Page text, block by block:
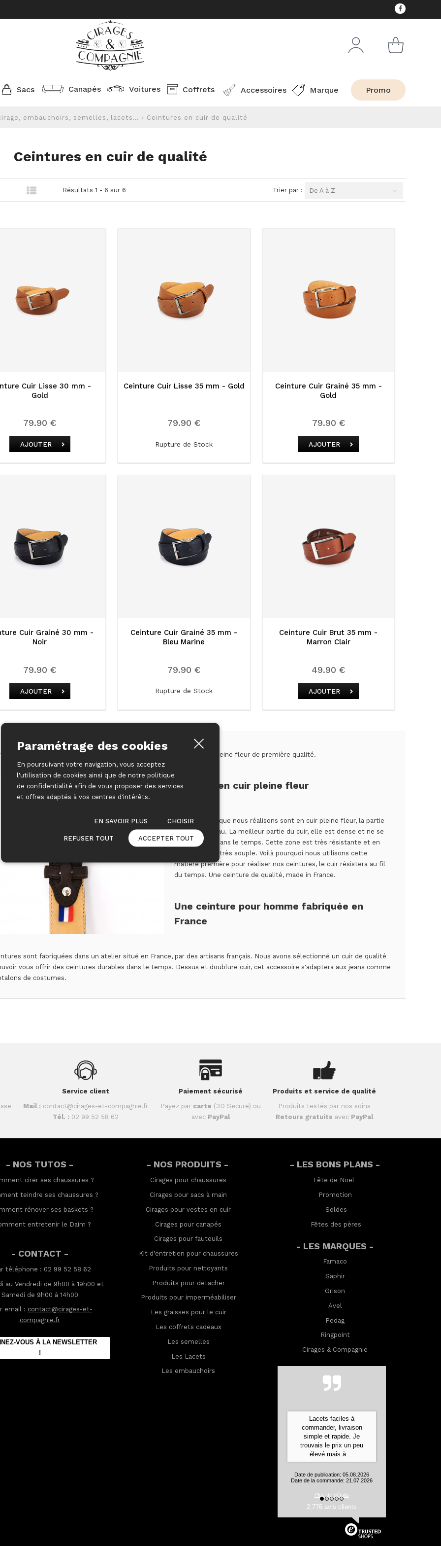
Sacs Canapés Voitures Coffrets Accessoires Marque Promo
embauchoirs, semelles, lacets… › Ceintures en cuir de qualité
Ceintures en cuir de qualité
Résultats 1 - 6 sur 6 Trier par : De A à Z
Cuir Lisse 30 mm -
Gold
79.90 €
AJOUTER
Ceinture Cuir Lisse 35 mm - Gold
79.90 €
Rupture de Stock
Ceinture Cuir Grainé 35 mm -
Gold
79.90 €
AJOUTER
Cuir Grainé 30 mm -
Noir
79.90 €
AJOUTER
Ceinture Cuir Grainé 35 mm -
Bleu Marine
79.90 €
Rupture de Stock
Ceinture Cuir Brut 35 mm -
Marron Clair
49.90 €
AJOUTER
en cuir réalisées en France dans un atelier artisanal, avec du cuir pleine fleur de première qualité.
Ceinture en cuir pleine fleur
Les ceintures que nous réalisons sont en cuir pleine fleur, la partie
haute d'un peau. La meilleur partie du cuir, elle est dense et ne se
déforme pas dans le temps. Cette zone est très résistante et en
même temps très souple. Voilà pourquoi nous utilisons cette
matière première pour réaliser nos ceintures, le cuir résistera au fil
du temps. Une ceinture de qualité, made in France.
Une ceinture pour homme fabriquée en
France
sont fabriquées dans un atelier situé en France, par des artisans français. Nous avons sélectionné un cuir de qualité
vous offrir des ceintures durables dans le temps. Dessus et doublure cuir, cet accessoire s'adaptera aux jeans comme
de costumes.
Service client
Mail : contact@cirages-et-compagnie.fr
Tél. : 02 99 52 58 62
Paiement sécurisé
Payez par carte (3D Secure) ou
avec PayPal
Produits et service de qualité
Produits testés par nos soins
Retours gratuits avec PayPal
- NOS TUTOS -
cirer ses chaussures ?
teindre ses chaussures ?
rénover ses baskets ?
entretenir le Daim ?
- CONTACT -
téléphone : 02 99 52 58 62
au Vendredi de 9h00 à 19h00 et
Samedi de 9h00 à 14h00
email : contact@cirages-et-
compagnie.fr
VOUS À LA NEWSLETTER
!
- NOS PRODUITS -
Cirages pour chaussures
Cirages pour sacs à main
Cirages pour vestes en cuir
Cirages pour canapés
Cirages pour fauteuils
Kit d'entretien pour chaussures
Produits pour nettoyants
Produits pour détacher
Produits pour imperméabiliser
Les graisses pour le cuir
Les coffrets cadeaux
Les semelles
Les Lacets
Les embauchoirs
- LES BONS PLANS -
Fête de Noël
Promotion
Soldes
Fêtes des pères
- LES MARQUES -
Famaco
Saphir
Grison
Avel
Pedag
Ringpoint
Cirages & Compagnie
Lacets faciles à
commander, livraison
simple et rapide. Je
trouvais le prix un peu
élevé mais à ...
Date de publication: 05.08.2026
Date de la commande: 21.07.2026
Plus de détails
2,776 avis clients
Paramétrage des cookies
En poursuivant votre navigation, vous acceptez
l'utilisation de cookies ainsi que de notre politique
de confidentialité afin de vous proposer des services
et offres adaptés à vos centres d'intérêts.
EN SAVOIR PLUS CHOISIR
REFUSER TOUT ACCEPTER TOUT